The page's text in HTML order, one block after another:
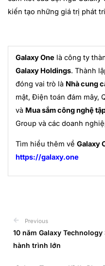
kiến tạo những giá trị phát
Galaxy Onelà công ty
Galaxy Holdings. Thành
đóng vai trò là Nhà cung
mật, Điện toán đám mây,
và Mua sắm công nghệ
Group và các doanh
Tìm hiểu thêm về Galaxy
https://galaxy.one
PrevPrevious
10 năm Galaxy
hành trình lớn